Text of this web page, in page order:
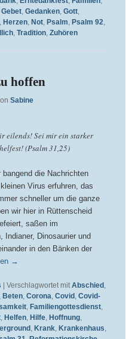
Gebet, Gedanken, Gott,
Herzen, Not, Psalm, Psalm 92,
, Tradition, Zuhören
hoffen
Sabine
eilends! Sei mir ein starker
(Psalm 31,25)
die Nachrichten
Virus erfuhren, das
schneller um die ganze
wir hier in Rüttenscheid
saßen im
Indianer, Dinosaurier und
in den Bänken der
→
| Verschlagwortet mit Abschied,
Beten, Corona, Covid, Covid-
, Familiengottesdienst,
, Helfen, Hilfe, Hoffnung,
, Krank, Krankenhaus,